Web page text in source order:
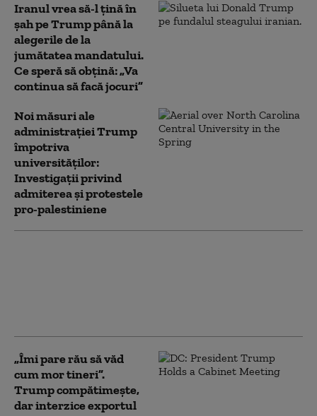
Iranul vrea să-l țină în
șah pe Trump până la
alegerile de la
jumătatea mandatului.
Ce speră să obțină: „Va
continua să facă jocuri”
Noi măsuri ale
administrației Trump
împotriva
universităților:
Investigații privind
admiterea și protestele
pro-palestiniene
„Îmi pare rău să văd
cum mor tineri”.
Trump compătimește,
dar interzice exportul